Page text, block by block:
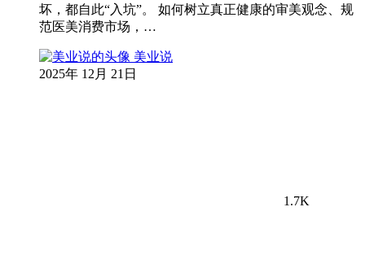
坏，都自此“入坑”。 如何树立真正健康的审美观念、规
范医美消费市场，…
美业说
2025年 12月 21日
1.7K